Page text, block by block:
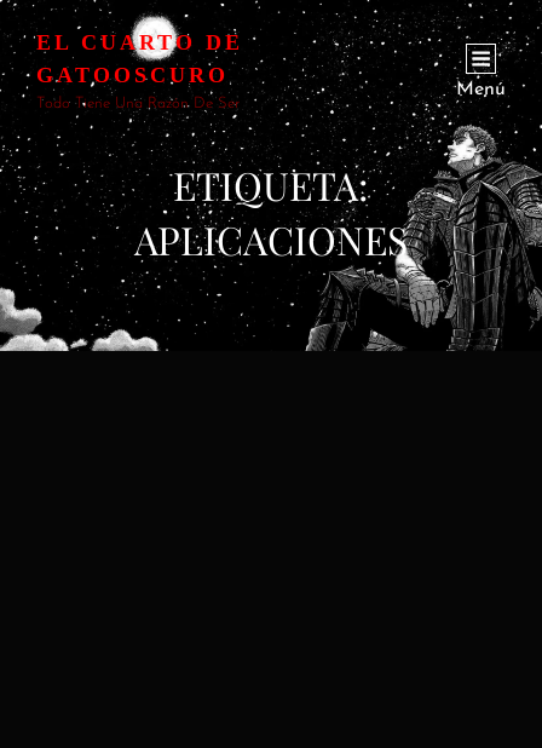
EL CUARTO DE
GATOOSCURO
Todo Tiene Una Razón De Ser
Menú
ETIQUETA:
APLICACIONES